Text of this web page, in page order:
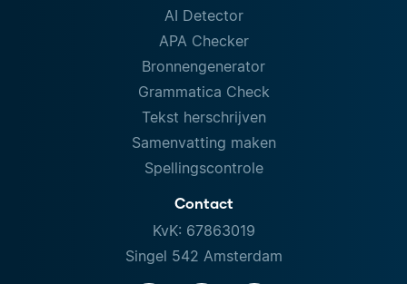
AI Detector
APA Checker
Bronnengenerator
Grammatica Check
Tekst herschrijven
Samenvatting maken
Spellingscontrole
Contact
KvK: 67863019
Singel 542 Amsterdam